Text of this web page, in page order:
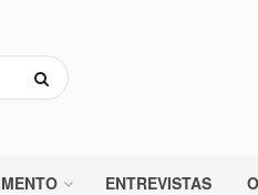
ENTREVISTAS